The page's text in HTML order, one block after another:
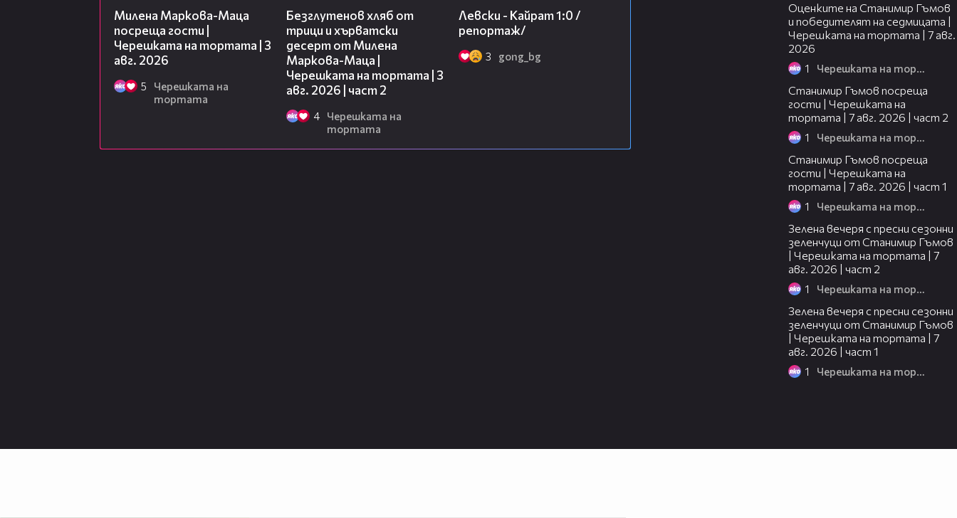
Милена Маркова-Маца
посреща гости |
Черешката на тортата | 3
авг. 2026
5
Черешката на
тортата
Безглутенов хляб от
трици и хърватски
десерт от Милена
Маркова-Маца |
Черешката на тортата | 3
авг. 2026 | част 2
4
Черешката на
тортата
Левски - Кайрат 1:0 /
репортаж/
3 gong_bg
Оценките на Станимир Гъмов
и победителят на седмицата |
Черешката на тортата | 7 авг.
2026
1 Черешката на тортата
Станимир Гъмов посреща
гости | Черешката на
тортата | 7 авг. 2026 | част 2
1 Черешката на тортата
Станимир Гъмов посреща
гости | Черешката на
тортата | 7 авг. 2026 | част 1
1 Черешката на тортата
Зелена вечеря с пресни сезонни
зеленчуци от Станимир Гъмов
| Черешката на тортата | 7
авг. 2026 | част 2
1 Черешката на тортата
Зелена вечеря с пресни сезонни
зеленчуци от Станимир Гъмов
| Черешката на тортата | 7
авг. 2026 | част 1
1 Черешката на тортата